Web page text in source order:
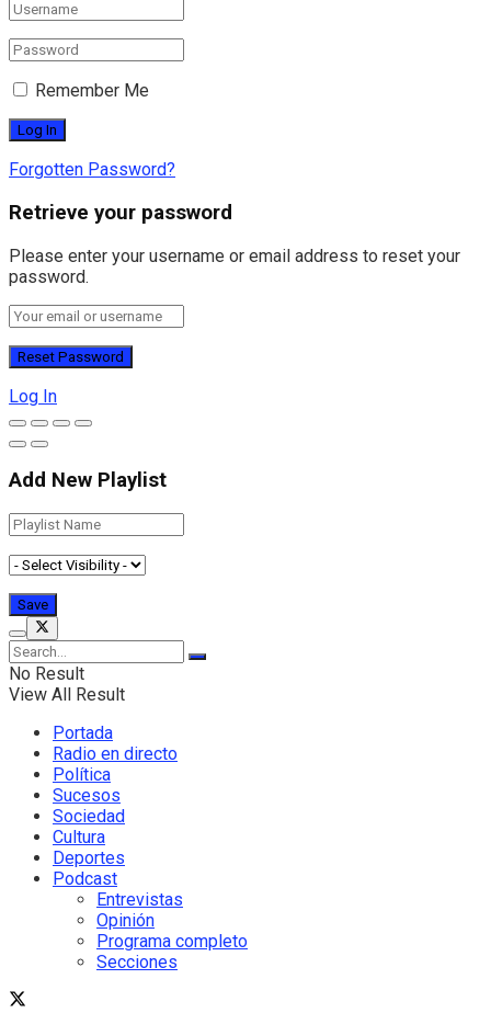
Remember Me
Forgotten Password?
Retrieve your password
Please enter your username or email address to reset your
password.
Log In
Add New Playlist
No Result
View All Result
Portada
Radio en directo
Política
Sucesos
Sociedad
Cultura
Deportes
Podcast
Entrevistas
Opinión
Programa completo
Secciones